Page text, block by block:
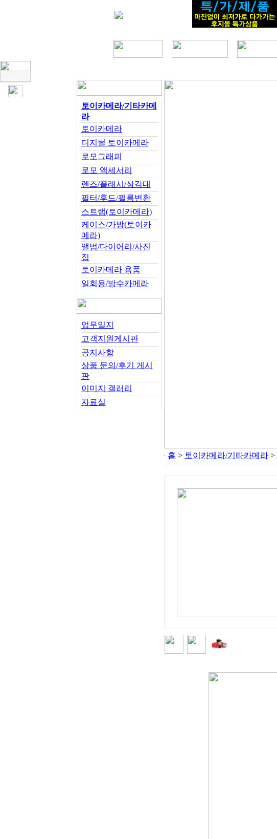
토이카메라/기타카메
라
토이카메라
디지털 토이카메라
로모그래피
로모 액세서리
렌즈/플래시/삼각대
필터/후드/필름변환
스트랩(토이카메라)
케이스/가방(토이카
메라)
앨범/다이어리/사진
집
토이카메라 용품
일회용/방수카메라
업무일지
고객지원게시판
공지사항
상품 문의/후기 게시
판
이미지 갤러리
자료실
홈 > 토이카메라/기타카메라 >